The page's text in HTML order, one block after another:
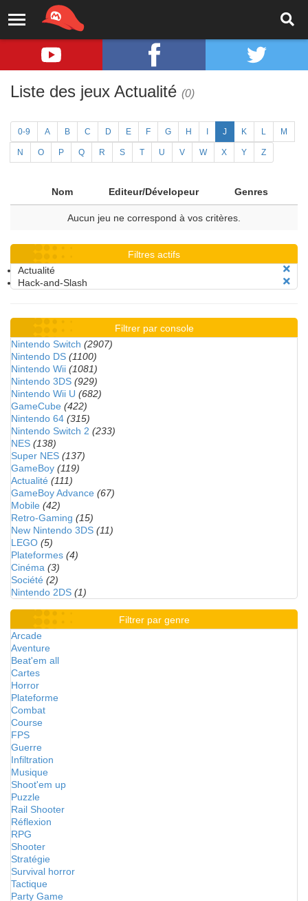
Liste des jeux Actualité (0)
0-9 A B C D E F G H J K L M
N O P Q R S T U V W X Y Z
Nom Editeur/Dévelopeur Genres
Aucun jeu ne correspond à vos critères.
Filtres actifs
Actualité
Hack-and-Slash
Filtrer par console
Nintendo Switch (2907)
Nintendo DS (1100)
Nintendo Wii (1081)
Nintendo 3DS (929)
Nintendo Wii U (682)
GameCube (422)
Nintendo 64 (315)
Nintendo Switch 2 (233)
NES (138)
Super NES (137)
GameBoy (119)
Actualité (111)
GameBoy Advance (67)
Mobile (42)
Retro-Gaming (15)
New Nintendo 3DS (11)
LEGO (5)
Plateformes (4)
Cinéma (3)
Société (2)
Nintendo 2DS (1)
Filtrer par genre
Arcade
Aventure
Beat'em all
Cartes
Horror
Plateforme
Combat
Course
FPS
Guerre
Infiltration
Musique
Shoot'em up
Puzzle
Rail Shooter
Réflexion
RPG
Shooter
Stratégie
Survival horror
Tactique
Party Game